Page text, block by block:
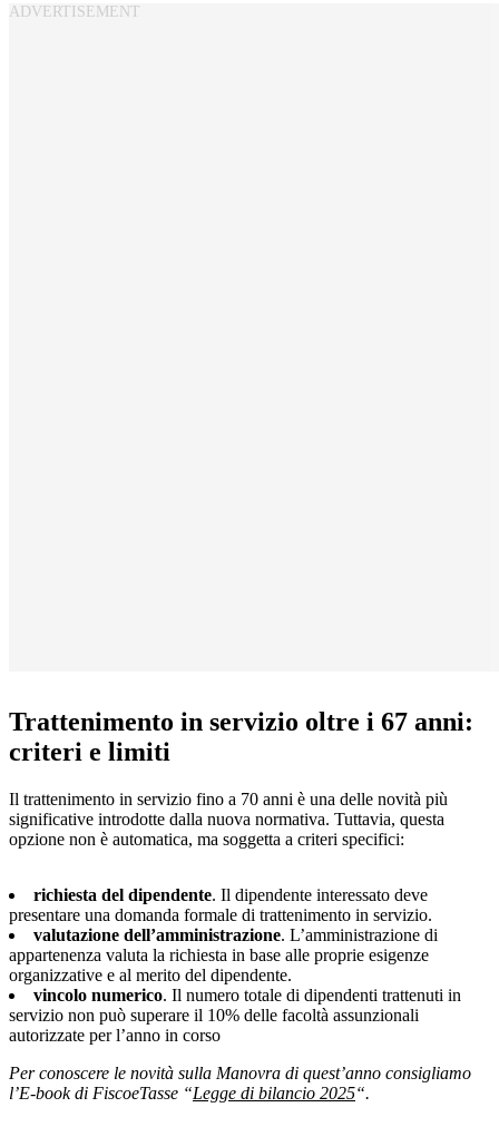
Trattenimento in servizio oltre i 67 anni:
criteri e limiti
Il trattenimento in servizio fino a 70 anni è una delle novità più
significative introdotte dalla nuova normativa. Tuttavia, questa
opzione non è automatica, ma soggetta a criteri specifici:
richiesta del dipendente. Il dipendente interessato deve
presentare una domanda formale di trattenimento in servizio.
valutazione dell’amministrazione. L’amministrazione di
appartenenza valuta la richiesta in base alle proprie esigenze
organizzative e al merito del dipendente.
vincolo numerico. Il numero totale di dipendenti trattenuti in
servizio non può superare il 10% delle facoltà assunzionali
autorizzate per l’anno in corso
Per conoscere le novità sulla Manovra di quest’anno consigliamo
l’E-book di FiscoeTasse “Legge di bilancio 2025“.